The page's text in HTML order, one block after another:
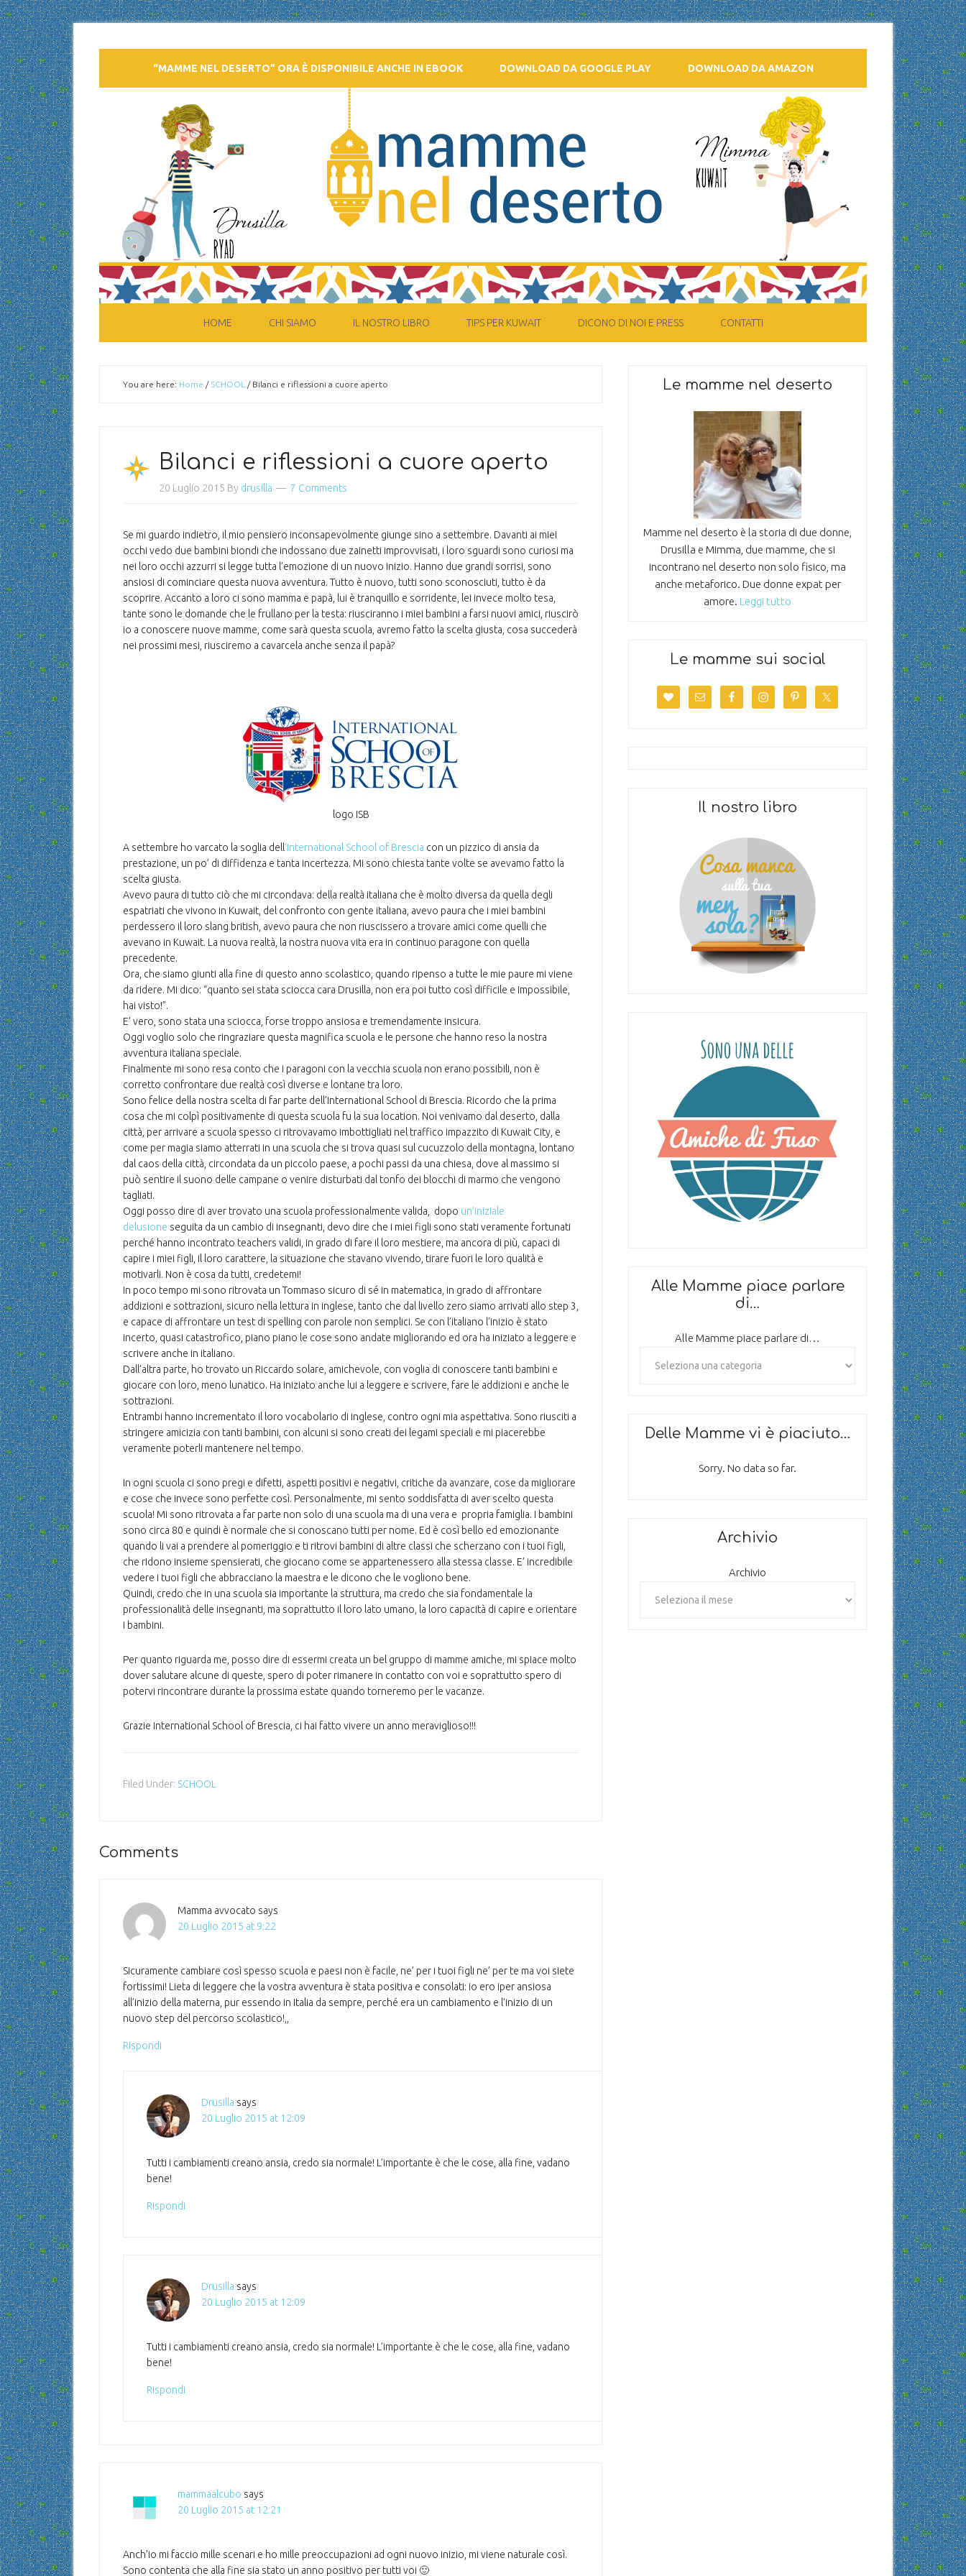
“MAMME NEL DESERTO” ORA È DISPONIBILE ANCHE IN EBOOK DOWNLOAD DA GOOGLE PLAY DOWNLOAD DA AMAZON
HOME CHI SIAMO IL NOSTRO LIBRO TIPS PER KUWAIT DICONO DI NOI E PRESS CONTATTI
You are here: Home / SCHOOL /Bilanci e riflessioni a cuore aperto
Bilanci e riflessioni a cuore aperto
20 Luglio 2015 By drusilla 7 Comments
Se mi guardo indietro, il mio pensiero inconsapevolmente giunge sino a settembre. Davanti ai miei
occhi vedo due bambini biondi che indossano due zainetti improvvisati, i loro sguardi sono curiosi ma
nei loro occhi azzurri si legge tutta l’emozione di un nuovo inizio. Hanno due grandi sorrisi, sono
ansiosi di cominciare questa nuova avventura. Tutto è nuovo, tutti sono sconosciuti, tutto è da
scoprire. Accanto a loro ci sono mamma e papà, lui è tranquillo e sorridente, lei invece molto tesa,
tante sono le domande che le frullano per la testa: riusciranno i miei bambini a farsi nuovi amici, riuscirò
io a conoscere nuove mamme, come sarà questa scuola, avremo fatto la scelta giusta, cosa succederà
nei prossimi mesi, riusciremo a cavarcela anche senza il papà?
logo ISB
A settembre ho varcato la soglia dell ‘International School of Brescia con un pizzico di ansia da
prestazione, un po’ di diffidenza e tanta incertezza. Mi sono chiesta tante volte se avevamo fatto la
scelta giusta.
Avevo paura di tutto ciò che mi circondava: della realtà italiana che è molto diversa da quella degli
espatriati che vivono in Kuwait, del confronto con gente italiana, avevo paura che i miei bambini
perdessero il loro slang british, avevo paura che non riuscissero a trovare amici come quelli che
avevano in Kuwait. La nuova realtà, la nostra nuova vita era in continuo paragone con quella
precedente.
Ora, che siamo giunti alla fine di questo anno scolastico, quando ripenso a tutte le mie paure mi viene
da ridere. Mi dico: “quanto sei stata sciocca cara Drusilla, non era poi tutto così difficile e impossibile,
hai visto!”.
E’ vero, sono stata una sciocca, forse troppo ansiosa e tremendamente insicura.
Oggi voglio solo che ringraziare questa magnifica scuola e le persone che hanno reso la nostra
avventura italiana speciale.
Finalmente mi sono resa conto che i paragoni con la vecchia scuola non erano possibili, non è
corretto confrontare due realtà così diverse e lontane tra loro.
Sono felice della nostra scelta di far parte dell’International School di Brescia. Ricordo che la prima
cosa che mi colpì positivamente di questa scuola fu la sua location. Noi venivamo dal deserto, dalla
città, per arrivare a scuola spesso ci ritrovavamo imbottigliati nel traffico impazzito di Kuwait City, e
come per magia siamo atterrati in una scuola che si trova quasi sul cucuzzolo della montagna, lontano
dal caos della città, circondata da un piccolo paese, a pochi passi da una chiesa, dove al massimo si
può sentire il suono delle campane o venire disturbati dal tonfo dei blocchi di marmo che vengono
tagliati.
Oggi posso dire di aver trovato una scuola professionalmente valida, dopo un’iniziale
delusione seguita da un cambio di insegnanti, devo dire che i miei figli sono stati veramente fortunati
perché hanno incontrato teachers validi, in grado di fare il loro mestiere, ma ancora di più, capaci di
capire i miei figli, il loro carattere, la situazione che stavano vivendo, tirare fuori le loro qualità e
motivarli. Non è cosa da tutti, credetemi!
In poco tempo mi sono ritrovata un Tommaso sicuro di sé in matematica, in grado di affrontare
addizioni e sottrazioni, sicuro nella lettura in inglese, tanto che dal livello zero siamo arrivati allo step 3,
e capace di affrontare un test di spelling con parole non semplici. Se con l’italiano l’inizio è stato
incerto, quasi catastrofico, piano piano le cose sono andate migliorando ed ora ha iniziato a leggere e
scrivere anche in italiano.
Dall’altra parte, ho trovato un Riccardo solare, amichevole, con voglia di conoscere tanti bambini e
giocare con loro, meno lunatico. Ha iniziato anche lui a leggere e scrivere, fare le addizioni e anche le
sottrazioni.
Entrambi hanno incrementato il loro vocabolario di inglese, contro ogni mia aspettativa. Sono riusciti a
stringere amicizia con tanti bambini, con alcuni si sono creati dei legami speciali e mi piacerebbe
veramente poterli mantenere nel tempo.
In ogni scuola ci sono pregi e difetti, aspetti positivi e negativi, critiche da avanzare, cose da migliorare
e cose che invece sono perfette così. Personalmente, mi sento soddisfatta di aver scelto questa
scuola! Mi sono ritrovata a far parte non solo di una scuola ma di una vera e propria famiglia. I bambini
sono circa 80 e quindi è normale che si conoscano tutti per nome. Ed è così bello ed emozionante
quando li vai a prendere al pomeriggio e ti ritrovi bambini di altre classi che scherzano con i tuoi figli,
che ridono insieme spensierati, che giocano come se appartenessero alla stessa classe. E’ incredibile
vedere i tuoi figli che abbracciano la maestra e le dicono che le vogliono bene.
Quindi, credo che in una scuola sia importante la struttura, ma credo che sia fondamentale la
professionalità delle insegnanti, ma soprattutto il loro lato umano, la loro capacità di capire e orientare
i bambini.
Per quanto riguarda me, posso dire di essermi creata un bel gruppo di mamme amiche, mi spiace molto
dover salutare alcune di queste, spero di poter rimanere in contatto con voi e soprattutto spero di
potervi rincontrare durante la prossima estate quando torneremo per le vacanze.
Grazie International School of Brescia, ci hai fatto vivere un anno meraviglioso!!!
Filed Under: SCHOOL
Comments
Mamma avvocato says
20 Luglio 2015 at 9:22
Sicuramente cambiare così spesso scuola e paesi non è facile, ne’ per i tuoi figli ne’ per te ma voi siete
fortissimi! Lieta di leggere che la vostra avventura è stata positiva e consolati: io ero iper ansiosa
all’inizio della materna, pur essendo in Italia da sempre, perché era un cambiamento e l’inizio di un
nuovo step del percorso scolastico!,,
Rispondi
Drusilla says
20 Luglio 2015 at 12:09
Tutti i cambiamenti creano ansia, credo sia normale! L’importante è che le cose, alla fine, vadano
bene!
Rispondi
Drusilla says
20 Luglio 2015 at 12:09
Tutti i cambiamenti creano ansia, credo sia normale! L’importante è che le cose, alla fine, vadano
bene!
Rispondi
mammaalcubo says
20 Luglio 2015 at 12:21
Anch’io mi faccio mille scenari e ho mille preoccupazioni ad ogni nuovo inizio, mi viene naturale così.
Sono contenta che alla fine sia stato un anno positivo per tutti voi 🙂
Le mamme nel deserto
Mamme nel deserto è la storia di due donne,
Drusilla e Mimma, due mamme, che si
incontrano nel deserto non solo fisico, ma
anche metaforico. Due donne expat per
amore. Leggi tutto
Le mamme sui social
Il nostro libro
Alle Mamme piace parlare
di…
Alle Mamme piace parlare di…
Delle Mamme vi è piaciuto…
Sorry. No data so far.
Archivio
Archivio